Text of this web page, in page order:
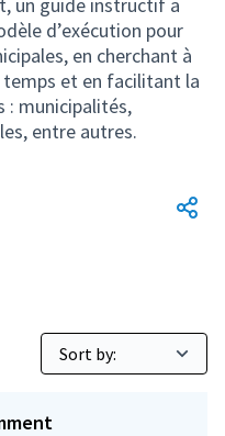
d’exécution pour
en cherchant à
temps et en facilitant la
: municipalités,
entre autres.